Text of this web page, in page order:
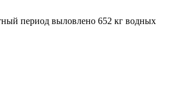
период выловлено 652 кг водных